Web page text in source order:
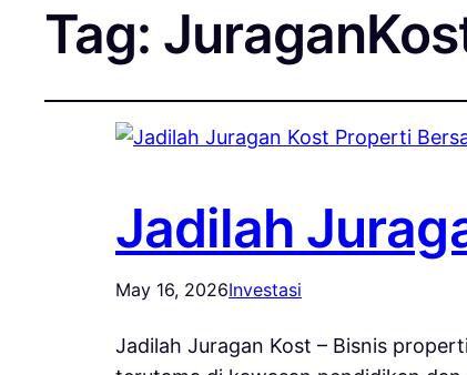
Tag:
Jadilah
May 16, 2026Investasi
Jadilah Juragan Kost – Bisnis